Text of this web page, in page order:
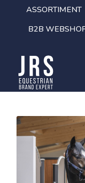
ASSORTIMENT
B2B